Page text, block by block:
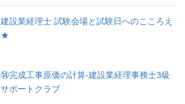
建設業経理士 試験会場と試験日へのこころえ
★
⑭完成工事原価の計算-建設業経理事務士3級
サポートクラブ